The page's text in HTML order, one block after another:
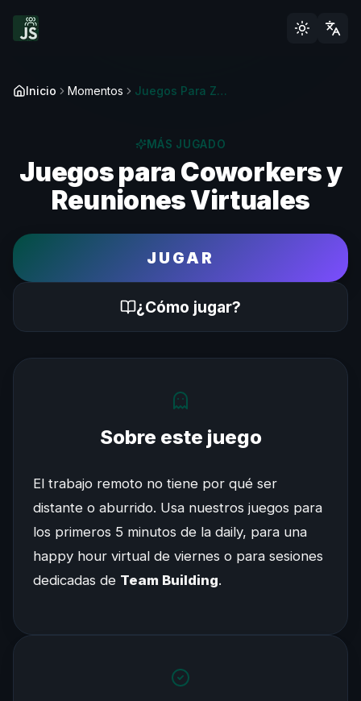
Inicio Momentos Juegos Para Zoom, Meet Y Coworkers | Team Building Online
MÁS JUGADO
Juegos para Coworkers y
Reuniones Virtuales
JUGAR
¿Cómo jugar?
Sobre este juego
El trabajo remoto no tiene por qué ser
distante o aburrido. Usa nuestros juegos para
los primeros 5 minutos de la daily, para una
happy hour virtual de viernes o para sesiones
dedicadas de Team Building.